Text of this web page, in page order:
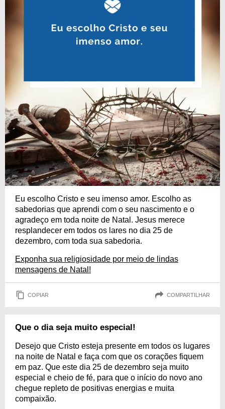
Eu escolho Cristo e seu imenso amor. Escolho as
sabedorias que aprendi com o seu nascimento e o
agradeço em toda noite de Natal. Jesus merece
resplandecer em todos os lares no dia 25 de
dezembro, com toda sua sabedoria.
Exponha sua religiosidade por meio de lindas
mensagens de Natal!
COPIAR COMPARTILHAR
Que o dia seja muito especial!
Desejo que Cristo esteja presente em todos os lugares
na noite de Natal e faça com que os corações fiquem
em paz. Que este dia 25 de dezembro seja muito
especial e cheio de fé, para que o início do novo ano
chegue repleto de positivas energias e muita
compaixão.